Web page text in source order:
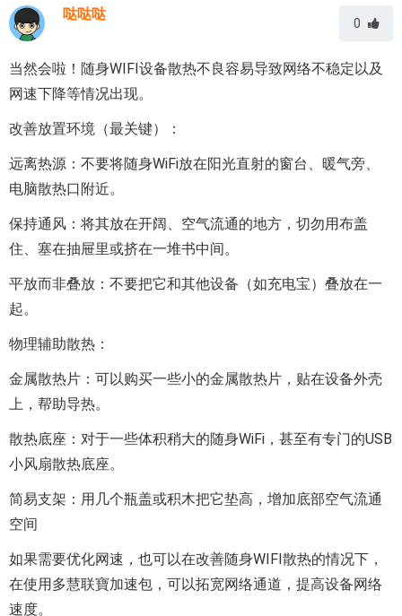
哒哒哒
0
当然会啦！随身WIFI设备散热不良容易导致网络不稳定以及
网速下降等情况出现。
改善放置环境（最关键）：
远离热源：不要将随身WiFi放在阳光直射的窗台、暖气旁、
电脑散热口附近。
保持通风：将其放在开阔、空气流通的地方，切勿用布盖
住、塞在抽屉里或挤在一堆书中间。
平放而非叠放：不要把它和其他设备（如充电宝）叠放在一
起。
物理辅助散热：
金属散热片：可以购买一些小的金属散热片，贴在设备外壳
上，帮助导热。
散热底座：对于一些体积稍大的随身WiFi，甚至有专门的USB
小风扇散热底座。
简易支架：用几个瓶盖或积木把它垫高，增加底部空气流通
空间
如果需要优化网速，也可以在改善随身WIFI散热的情况下，
在使用多慧联寶加速包，可以拓宽网络通道，提高设备网络
速度。